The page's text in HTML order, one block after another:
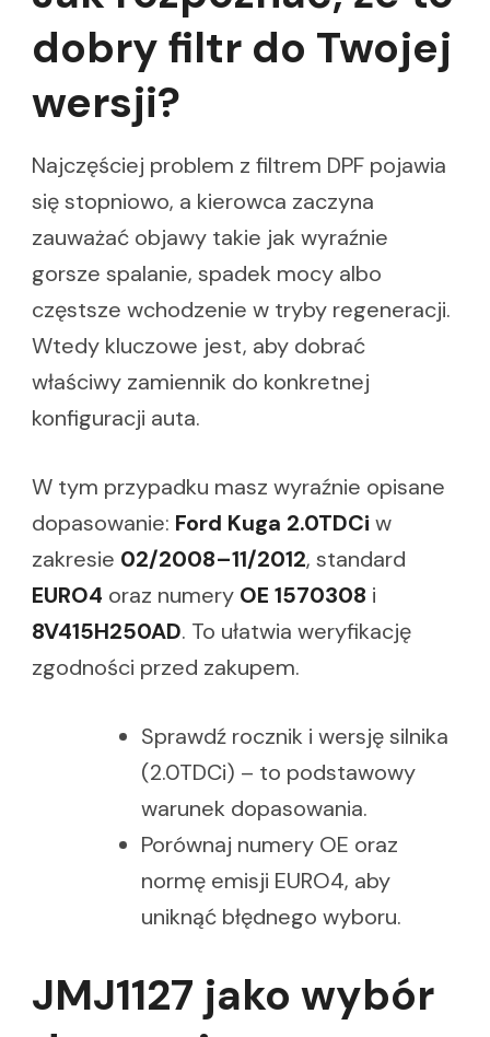
dobry filtr do Twojej
wersji?
Najczęściej problem z filtrem DPF pojawia
się stopniowo, a kierowca zaczyna
zauważać objawy takie jak wyraźnie
gorsze spalanie, spadek mocy albo
częstsze wchodzenie w tryby regeneracji.
Wtedy kluczowe jest, aby dobrać
właściwy zamiennik do konkretnej
konfiguracji auta.
W tym przypadku masz wyraźnie opisane
dopasowanie: Ford Kuga 2.0TDCi w
zakresie 02/2008–11/2012, standard
EURO4 oraz numery OE 1570308 i
8V415H250AD. To ułatwia weryfikację
zgodności przed zakupem.
Sprawdź rocznik i wersję silnika
(2.0TDCi) – to podstawowy
warunek dopasowania.
Porównaj numery OE oraz
normę emisji EURO4, aby
uniknąć błędnego wyboru.
JMJ1127 jako wybór